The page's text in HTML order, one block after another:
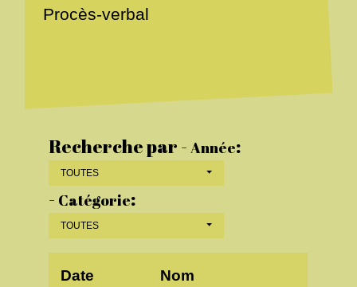
Procès-verbal
Recherche par -Année:
TOUTES
- Catégorie:
TOUTES
Date Nom